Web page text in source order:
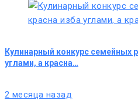
Кулинарный конкурс семейных
углами, а красна…
2 месяца назад